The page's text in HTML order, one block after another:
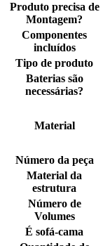
Produto precisa de
Montagem?
Componentes
incluídos
Tipo de produto
Baterias são
necessárias?
Material
Número da peça
Material da
estrutura
Número de
Volumes
É sofá-cama